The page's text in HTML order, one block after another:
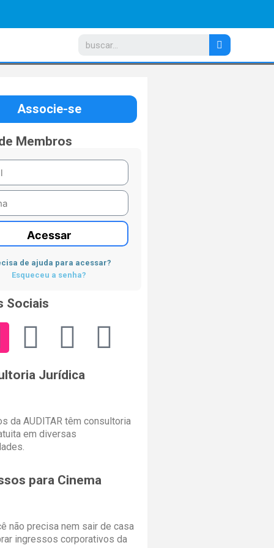
Associe-se
Membros
Acessar
de ajuda para acessar?
Esqueceu a senha?
Sociais
Jurídica
da AUDITAR têm consultoria
em diversas
para Cinema
não precisa nem sair de casa
ingressos corporativos da